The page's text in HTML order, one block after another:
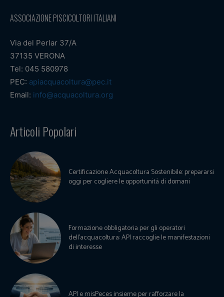
ASSOCIAZIONE PISCICOLTORI ITALIANI
Via del Perlar 37/A
37135 VERONA
Tel: 045 580978
PEC: apiacquacoltura@pec.it
Email: info@acquacoltura.org
Articoli Popolari
Certificazione Acquacoltura Sostenibile: prepararsi
oggi per cogliere le opportunità di domani
Formazione obbligatoria per gli operatori
dell’acquacoltura: API raccoglie le manifestazioni
di interesse
API e misPeces insieme per rafforzare la